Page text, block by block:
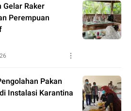
Gelar Raker
Perempuan
Pakan
Instalasi Karantina